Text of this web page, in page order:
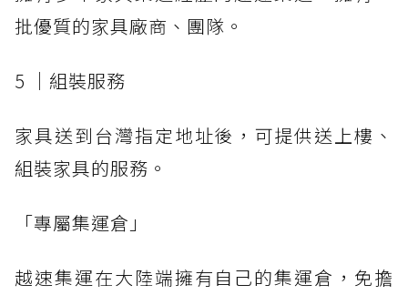
批優質的家具廠商、團隊。
5 │組裝服務
家具送到台灣指定地址後，可提供送上樓、
組裝家具的服務。
「專屬集運倉」
越速集運在大陸端擁有自己的集運倉，免擔